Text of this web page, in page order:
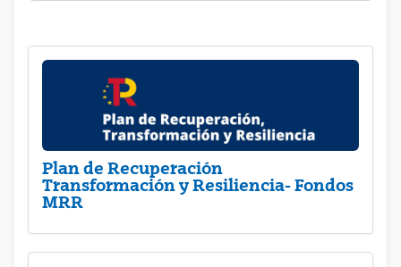
Plan de Recuperación
Transformación y Resiliencia- Fondos
MRR